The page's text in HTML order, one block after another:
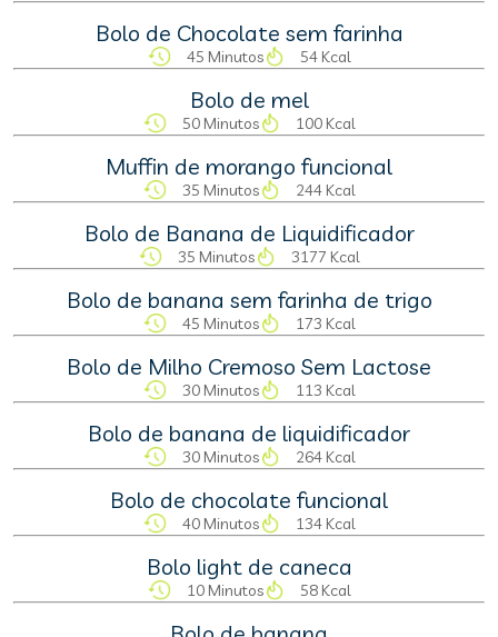
Bolo de Chocolate sem farinha
45 Minutos 54 Kcal
Bolo de mel
50 Minutos 100 Kcal
Muffin de morango funcional
35 Minutos 244 Kcal
Bolo de Banana de Liquidificador
35 Minutos 3177 Kcal
Bolo de banana sem farinha de trigo
45 Minutos 173 Kcal
Bolo de Milho Cremoso Sem Lactose
30 Minutos 113 Kcal
Bolo de banana de liquidificador
30 Minutos 264 Kcal
Bolo de chocolate funcional
40 Minutos 134 Kcal
Bolo light de caneca
10 Minutos 58 Kcal